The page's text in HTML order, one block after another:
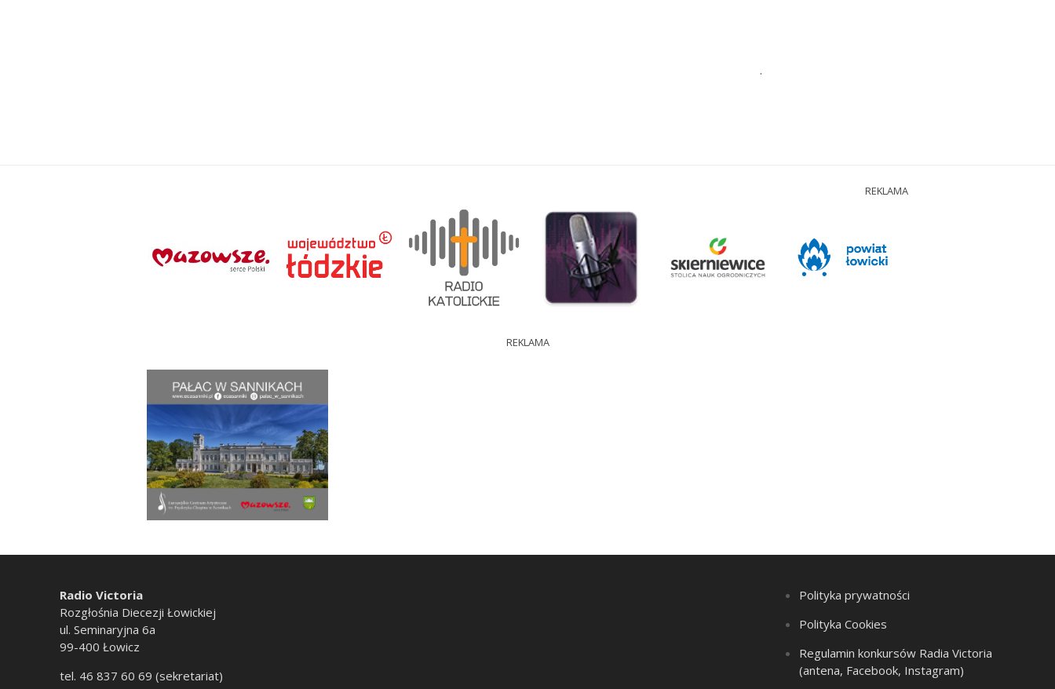
.
REKLAMA
REKLAMA
Radio Victoria
Rozgłośnia Diecezji Łowickiej
ul. Seminaryjna 6a
99-400 Łowicz
tel. 46 837 60 69 (sekretariat)
Polityka prywatności
Polityka Cookies
Regulamin konkursów Radia Victoria
(antena, Facebook, Instagram)